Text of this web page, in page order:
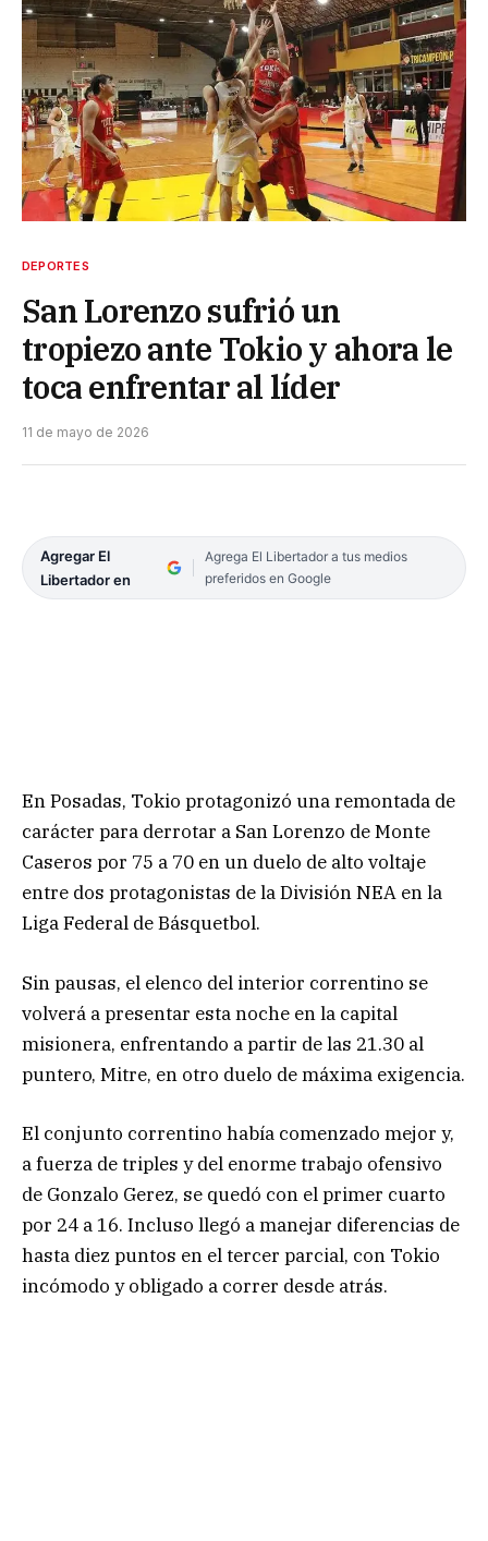
DEPORTES
San Lorenzo sufrió un
tropiezo ante Tokio y ahora le
toca enfrentar al líder
11 de mayo de 2026
Agregar El
Libertador en
Agrega El Libertador a tus medios
preferidos en Google
En Posadas, Tokio protagonizó una remontada de
carácter para derrotar a San Lorenzo de Monte
Caseros por 75 a 70 en un duelo de alto voltaje
entre dos protagonistas de la División NEA en la
Liga Federal de Básquetbol.
Sin pausas, el elenco del interior correntino se
volverá a presentar esta noche en la capital
misionera, enfrentando a partir de las 21.30 al
puntero, Mitre, en otro duelo de máxima exigencia.
El conjunto correntino había comenzado mejor y,
a fuerza de triples y del enorme trabajo ofensivo
de Gonzalo Gerez, se quedó con el primer cuarto
por 24 a 16. Incluso llegó a manejar diferencias de
hasta diez puntos en el tercer parcial, con Tokio
incómodo y obligado a correr desde atrás.